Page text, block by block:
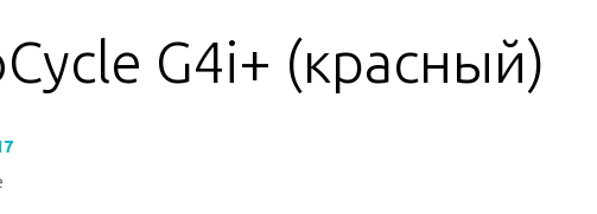
G4i+ (красный)